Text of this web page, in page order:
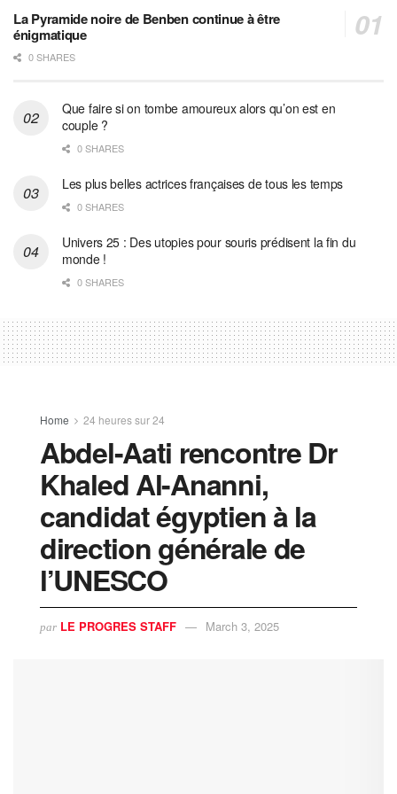
La Pyramide noire de Benben continue à être
énigmatique
0 SHARES
Que faire si on tombe amoureux alors qu’on est en
couple ?
0 SHARES
Les plus belles actrices françaises de tous les temps
0 SHARES
Univers 25 : Des utopies pour souris prédisent la fin du
monde !
0 SHARES
Home 24 heures sur 24
Abdel-Aati rencontre Dr
Khaled Al-Ananni,
candidat égyptien à la
direction générale de
l’UNESCO
par LE PROGRES STAFF March 3, 2025